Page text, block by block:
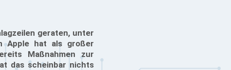
geraten, unter
Apple hat als großer
Maßnahmen zur
das scheinbar nichts